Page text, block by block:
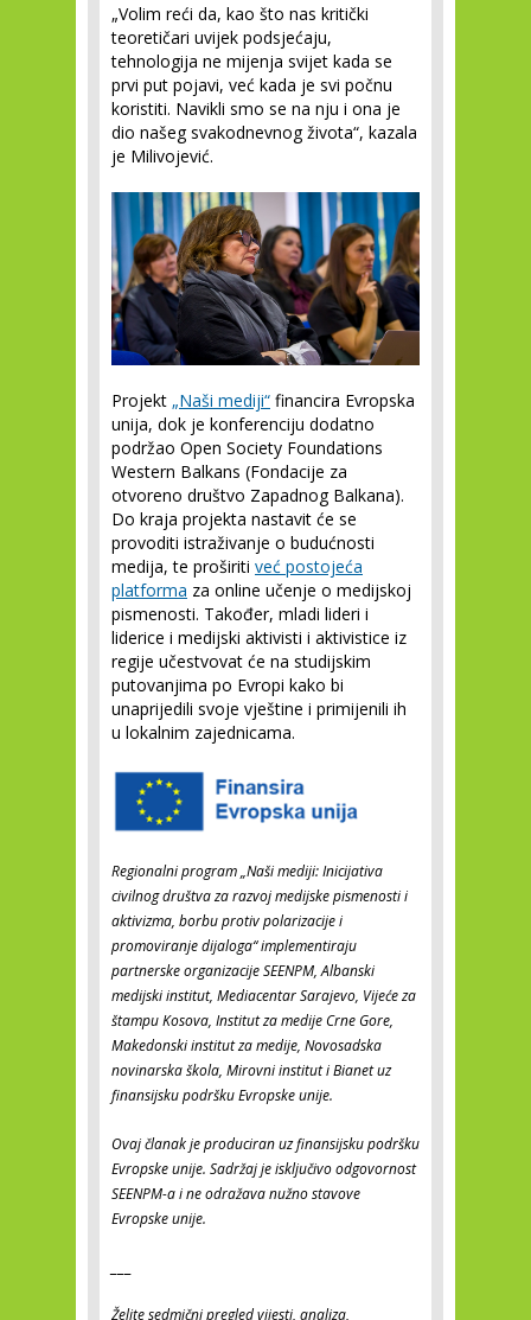
„Volim reći da, kao što nas kritički
teoretičari uvijek podsjećaju,
tehnologija ne mijenja svijet kada se
prvi put pojavi, već kada je svi počnu
koristiti. Navikli smo se na nju i ona je
dio našeg svakodnevnog života“, kazala
je Milivojević.
Projekt „Naši mediji“ financira Evropska
unija, dok je konferenciju dodatno
podržao Open Society Foundations
Western Balkans (Fondacije za
otvoreno društvo Zapadnog Balkana).
Do kraja projekta nastavit će se
provoditi istraživanje o budućnosti
medija, te proširiti već postojeća
platforma za online učenje o medijskoj
pismenosti. Također, mladi lideri i
liderice i medijski aktivisti i aktivistice iz
regije učestvovat će na studijskim
putovanjima po Evropi kako bi
unaprijedili svoje vještine i primijenili ih
u lokalnim zajednicama.
Regionalni program „Naši mediji: Inicijativa
civilnog društva za razvoj medijske pismenosti i
aktivizma, borbu protiv polarizacije i
promoviranje dijaloga“ implementiraju
partnerske organizacije SEENPM, Albanski
medijski institut, Mediacentar Sarajevo, Vijeće za
štampu Kosova, Institut za medije Crne Gore,
Makedonski institut za medije, Novosadska
novinarska škola, Mirovni institut i Bianet uz
finansijsku podršku Evropske unije.
Ovaj članak je produciran uz finansijsku podršku
Evropske unije. Sadržaj je isključivo odgovornost
SEENPM-a i ne odražava nužno stavove
Evropske unije.
Želite sedmični pregled vijesti, analiza,